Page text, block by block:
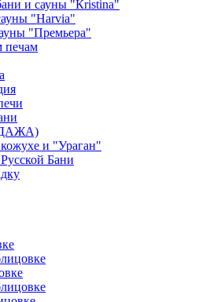
и сауны "Кristina"
"Harvia"
"Премьера"
печам
и "Ураган"
Бани